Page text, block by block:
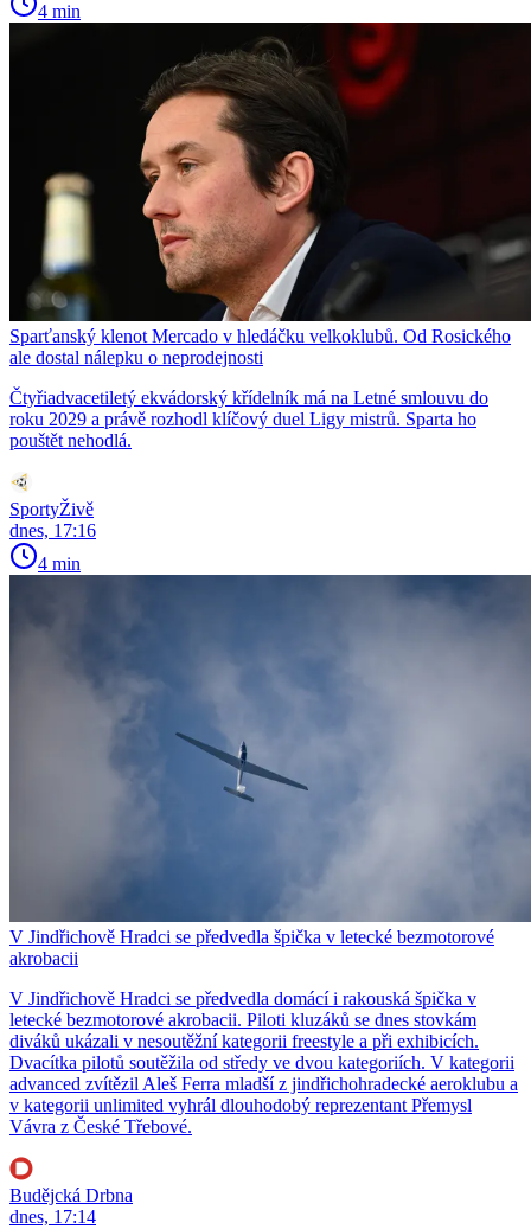
4 min
Sparťanský klenot Mercado v hledáčku velkoklubů. Od Rosického
ale dostal nálepku o neprodejnosti
Čtyřiadvacetiletý ekvádorský křídelník má na Letné smlouvu do
roku 2029 a právě rozhodl klíčový duel Ligy mistrů. Sparta ho
pouštět nehodlá.
SportyŽivě
dnes, 17:16
4 min
V Jindřichově Hradci se předvedla špička v letecké bezmotorové
akrobacii
V Jindřichově Hradci se předvedla domácí i rakouská špička v
letecké bezmotorové akrobacii. Piloti kluzáků se dnes stovkám
diváků ukázali v nesoutěžní kategorii freestyle a při exhibicích.
Dvacítka pilotů soutěžila od středy ve dvou kategoriích. V kategorii
advanced zvítězil Aleš Ferra mladší z jindřichohradecké aeroklubu a
v kategorii unlimited vyhrál dlouhodobý reprezentant Přemysl
Vávra z České Třebové.
Budějcká Drbna
dnes, 17:14